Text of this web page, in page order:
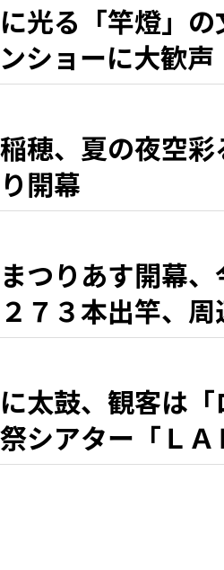
光る「竿燈」
ショーに大歓声
穂、夏の夜空
開幕
つりあす開幕
７３本出竿、周
太鼓、観客は
シアター「Ｌ